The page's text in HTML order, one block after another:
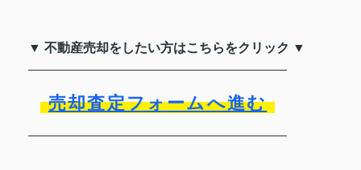
▼ 不動産売却をしたい方はこちらをクリック ▼
売却査定フォームへ進む